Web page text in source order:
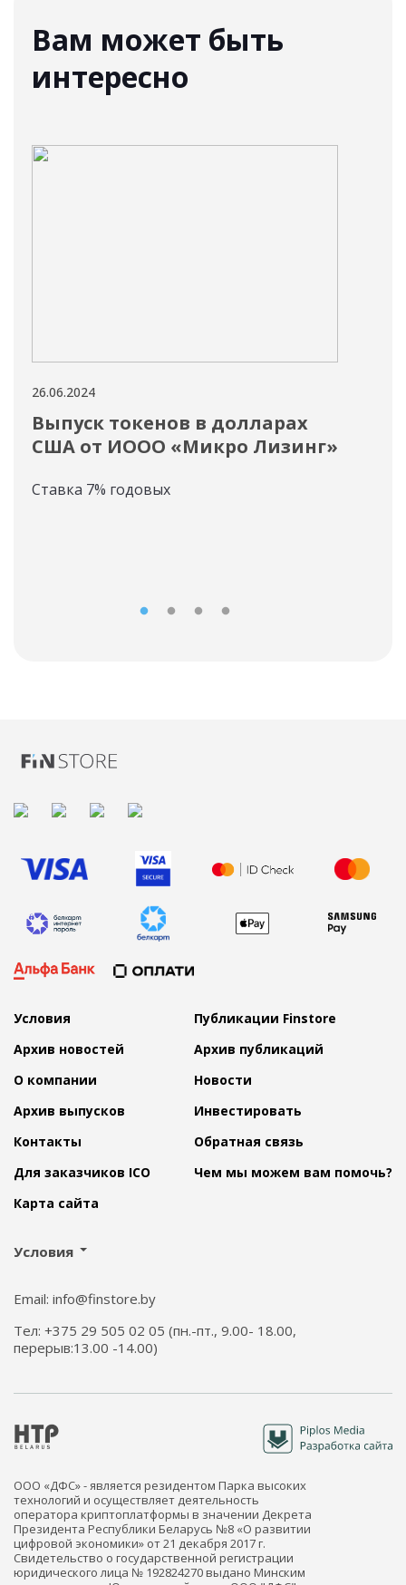
Вам может быть
интересно
26.06.2024
Выпуск токенов в долларах
США от ИООО «Микро Лизинг»
Ставка 7% годовых
Условия
Публикации Finstore
Архив новостей
Архив публикаций
О компании
Новости
Архив выпусков
Инвестировать
Контакты
Обратная связь
Для заказчиков ICO
Чем мы можем вам помочь?
Карта сайта
Условия
Email: info@finstore.by
Тел: +375 29 505 02 05 (пн.-пт., 9.00- 18.00,
перерыв:13.00 -14.00)
ООО «ДФС» - является резидентом Парка высоких
технологий и осуществляет деятельность
оператора криптоплатформы в значении Декрета
Президента Республики Беларусь №8 «О развитии
цифровой экономики» от 21 декабря 2017 г.
Свидетельство о государственной регистрации
юридического лица № 192824270 выдано Минским